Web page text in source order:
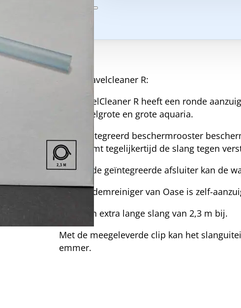
Oase gravelcleaner R:
De GravelCleaner R heeft een ronde
in middelgrote en grote aquaria.
Een geïntegreerd beschermrooster
beschermt tegelijkertijd de slang tegen
Dankzij de geïntegreerde afsluiter kan de
Deze bodemreiniger van Oase is zelf-
er zit een extra lange slang van 2,3 m bij.
Met de meegeleverde clip kan het
emmer.